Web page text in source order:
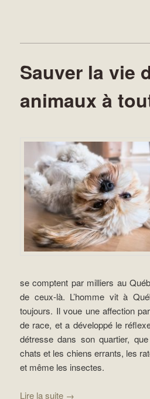
Sauver la vie
animaux à
se comptent par milliers au
de ceux-là. L’homme vit à
toujours. Il voue une affection
de race, et a développé le
détresse dans son quartier,
chats et les chiens errants, les
et même les insectes.
Lire la suite →